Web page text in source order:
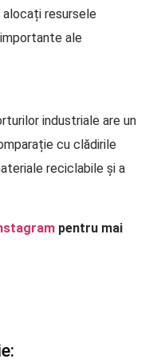
alocați resursele
ale
industriale are un
cu clădirile
reciclabile și a
pentru mai